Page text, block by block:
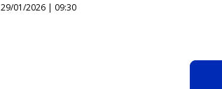
29/01/2026 | 09:30